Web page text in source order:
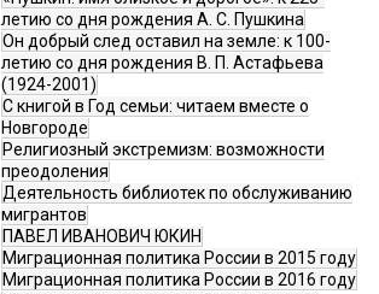
летию со дня рождения А. С. Пушкина
Он добрый след оставил на земле: к 100-
летию со дня рождения В. П. Астафьева
(1924-2001)
С книгой в Год семьи: читаем вместе о
Новгороде
Религиозный экстремизм: возможности
преодоления
Деятельность библиотек по обслуживанию
мигрантов
ПАВЕЛ ИВАНОВИЧ ЮКИН
Миграционная политика России в 2015 году
Миграционная политика России в 2016 году